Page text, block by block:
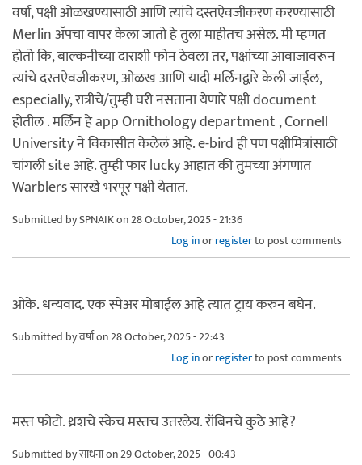
वर्षा, पक्षी ओळखण्यासाठी आणि त्यांचे दस्तऐवजीकरण करण्यासाठी
Merlin अ‍ॅपचा वापर केला जातो हे तुला माहीतच असेल. मी म्हणत
होतो कि, बाल्कनीच्या दाराशी फोन ठेवला तर, पक्षांच्या आवाजावरून
त्यांचे दस्तऐवजीकरण, ओळख आणि यादी मर्लिनद्वारे केली जाईल,
especially, रात्रीचे/तुम्ही घरी नसताना येणारे पक्षी document
होतील . मर्लिन हे app Ornithology department , Cornell
University ने विकासीत केलेलं आहे. e-bird ही पण पक्षीमित्रांसाठी
चांगली site आहे. तुम्ही फार lucky आहात की तुमच्या अंगणात
Warblers सारखे भरपूर पक्षी येतात.
Submitted bySPNAIKon 28 October, 2025 - 21:36
Log inorregisterto post comments
ओके. धन्यवाद. एक स्पेअर मोबाईल आहे त्यात ट्राय करुन बघेन.
Submitted byवर्षाon 28 October, 2025 - 22:43
Log inorregisterto post comments
मस्त फोटो. थ्रशचे स्केच मस्तच उतरलेय. रॉबिनचे कुठे आहे?
Submitted byसाधनाon 29 October, 2025 - 00:43